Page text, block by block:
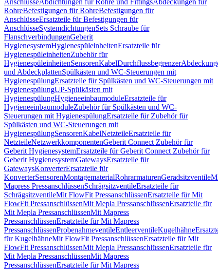
AnschlüsseAbdichtungen für Rohre und FittingsAbdeckungen für
RohreBefestigungen für RohreBefestigungen für
AnschlüsseErsatzteile für Befestigungen für
AnschlüsseSystemdichtungenSets Schraube für
FlanschverbindungenGeberit
HygienesystemHygienespüleinheitenErsatzteile für
HygienespüleinheitenZubehör für
HygienespüleinheitenSensorenKabelDurchflussbegrenzer
und AbdeckplattenSpülkästen und WC-Steuerungen mit
HygienespülungErsatzteile für Spülkästen und WC-Steuerungen mit
HygienespülungUP-Spülkästen mit
HygienespülungHygieneeinbaumoduleErsatzteile für
HygieneeinbaumoduleZubehör für Spülkästen und WC-
Steuerungen mit HygienespülungErsatzteile für Zubehör für
Spülkästen und WC-Steuerungen mit
HygienespülungSensorenKabelNetzteileErsatzteile für
NetzteileNetzwerkkomponentenGeberit Connect Zubehör für
Geberit HygienesystemErsatzteile für Geberit Connect Zubehör für
Geberit HygienesystemGatewaysErsatzteile für
GatewaysKonverterErsatzteile für
KonverterSensorenMontagematerialRohrarmaturenGeradsitzventile
Mapress PressanschlüssenSchrägsitzventileErsatzteile für
SchrägsitzventileMit FlowFit PressanschlüssenErsatzteile für Mit
FlowFit PressanschlüssenMit Mepla PressanschlüssenErsatzteile für
Mit Mepla PressanschlüssenMit Mapress
PressanschlüssenErsatzteile für Mit Mapress
PressanschlüssenProbenahmeventileEntleerventileKugelhähne
für KugelhähneMit FlowFit PressanschlüssenErsatzteile für Mit
FlowFit PressanschlüssenMit Mepla PressanschlüssenErsatzteile für
Mit Mepla PressanschlüssenMit Mapress
PressanschlüssenErsatzteile für Mit Mapress